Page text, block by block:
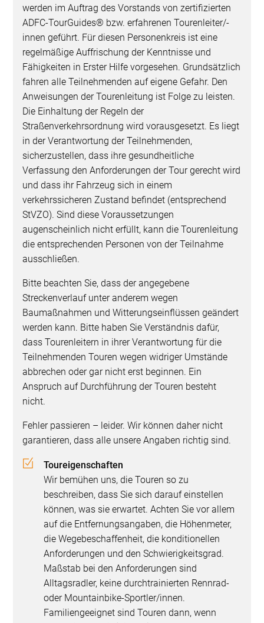
werden im Auftrag des Vorstands von zertifizierten
ADFC-TourGuides® bzw. erfahrenen Tourenleiter/-
innen geführt. Für diesen Personenkreis ist eine
regelmäßige Auffrischung der Kenntnisse und
Fähigkeiten in Erster Hilfe vorgesehen. Grundsätzlich
fahren alle Teilnehmenden auf eigene Gefahr. Den
Anweisungen der Tourenleitung ist Folge zu leisten.
Die Einhaltung der Regeln der
Straßenverkehrsordnung wird vorausgesetzt. Es liegt
in der Verantwortung der Teilnehmenden,
sicherzustellen, dass ihre gesundheitliche
Verfassung den Anforderungen der Tour gerecht wird
und dass ihr Fahrzeug sich in einem
verkehrssicheren Zustand befindet (entsprechend
StVZO). Sind diese Voraussetzungen
augenscheinlich nicht erfüllt, kann die Tourenleitung
die entsprechenden Personen von der Teilnahme
ausschließen.
Bitte beachten Sie, dass der angegebene
Streckenverlauf unter anderem wegen
Baumaßnahmen und Witterungseinflüssen geändert
werden kann. Bitte haben Sie Verständnis dafür,
dass Tourenleitern in ihrer Verantwortung für die
Teilnehmenden Touren wegen widriger Umstände
abbrechen oder gar nicht erst beginnen. Ein
Anspruch auf Durchführung der Touren besteht
nicht.
Fehler passieren – leider. Wir können daher nicht
garantieren, dass alle unsere Angaben richtig sind.
Toureigenschaften
Wir bemühen uns, die Touren so zu
beschreiben, dass Sie sich darauf einstellen
können, was sie erwartet. Achten Sie vor allem
auf die Entfernungsangaben, die Höhenmeter,
die Wegebeschaffenheit, die konditionellen
Anforderungen und den Schwierigkeitsgrad.
Maßstab bei den Anforderungen sind
Alltagsradler, keine durchtrainierten Rennrad-
oder Mountainbike-Sportler/innen.
Familiengeeignet sind Touren dann, wenn